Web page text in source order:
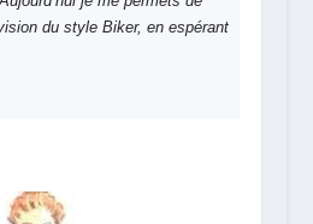
du style Biker, en espérant